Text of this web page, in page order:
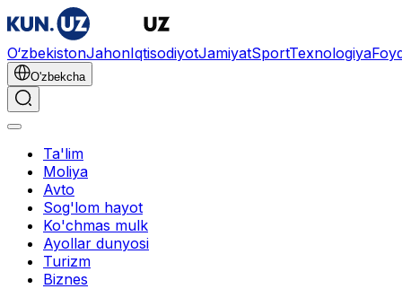
O‘zbekistonJahonIqtisodiyotJamiyatSportTexnologiya
O'zbekcha
Ta'lim
Moliya
Avto
Sog'lom hayot
Ko'chmas mulk
Ayollar dunyosi
Turizm
Biznes